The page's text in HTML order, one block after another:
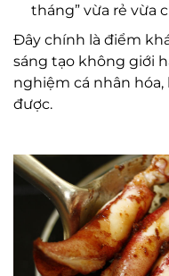
tháng” vừa rẻ vừa
Đây chính là điểm
sáng tạo không giới
nghiệm cá nhân
được.